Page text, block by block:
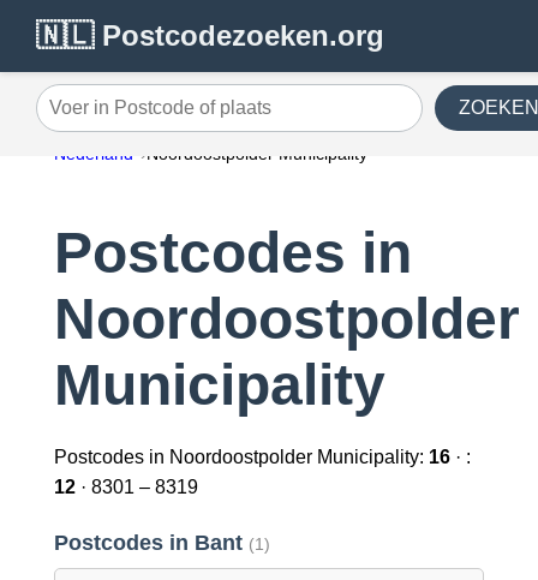
🇳🇱 Postcodezoeken.org
Voer in Postcode of plaats ZOEKEN
Nederland Noordoostpolder Municipality
Postcodes in
Noordoostpolder
Municipality
Postcodes in Noordoostpolder Municipality: 16· :
12· 8301 – 8319
Postcodes in Bant (1)